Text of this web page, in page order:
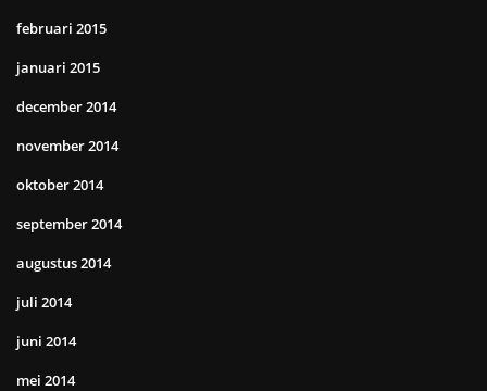
februari 2015
januari 2015
december 2014
november 2014
oktober 2014
september 2014
augustus 2014
juli 2014
juni 2014
mei 2014